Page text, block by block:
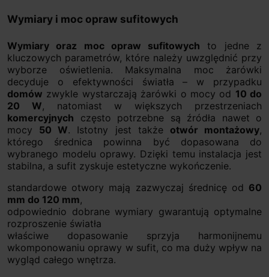
Wymiary i moc opraw sufitowych
Wymiary oraz moc opraw sufitowych to jedne z
kluczowych parametrów, które należy uwzględnić przy
wyborze oświetlenia. Maksymalna moc żarówki
decyduje o efektywności światła – w przypadku
domów zwykle wystarczają żarówki o mocy od 10 do
20 W, natomiast w większych przestrzeniach
komercyjnych często potrzebne są źródła nawet o
mocy 50 W. Istotny jest także otwór montażowy,
którego średnica powinna być dopasowana do
wybranego modelu oprawy. Dzięki temu instalacja jest
stabilna, a sufit zyskuje estetyczne wykończenie.
standardowe otwory mają zazwyczaj średnicę od 60
mm do 120 mm,
odpowiednio dobrane wymiary gwarantują optymalne
rozproszenie światła
właściwe dopasowanie sprzyja harmonijnemu
wkomponowaniu oprawy w sufit, co ma duży wpływ na
wygląd całego wnętrza.